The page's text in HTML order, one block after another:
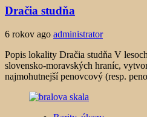
Dračia studňa
6 rokov ago administrator
Popis lokality Dračia studňa V
slovensko-moravských hraníc,
najmohutnejší penovcový (resp.